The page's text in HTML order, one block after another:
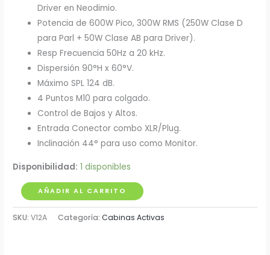
Driver en Neodimio.
Potencia de 600W Pico, 300W RMS (250W Clase D
para Parl + 50W Clase AB para Driver).
Resp Frecuencia 50Hz a 20 kHz.
Dispersión 90°H x 60°V.
Máximo SPL 124 dB.
4 Puntos M10 para colgado.
Control de Bajos y Altos.
Entrada Conector combo XLR/Plug.
Inclinación 44° para uso como Monitor.
Disponibilidad: 1 disponibles
Cabina
Activa
12"
AÑADIR AL CARRITO
SKU:V12A Categoría:Cabinas Activas